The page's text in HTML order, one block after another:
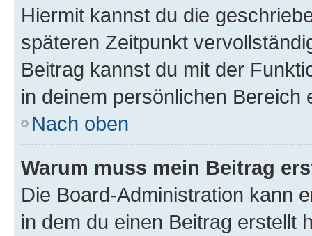
Hiermit kannst du die
späteren Zeitpunkt
Beitrag kannst du mit der
in deinem persönlichen Bereich
Nach oben
Warum muss mein Beitrag
Die Board-Administration kann
in dem du einen Beitrag erstellt